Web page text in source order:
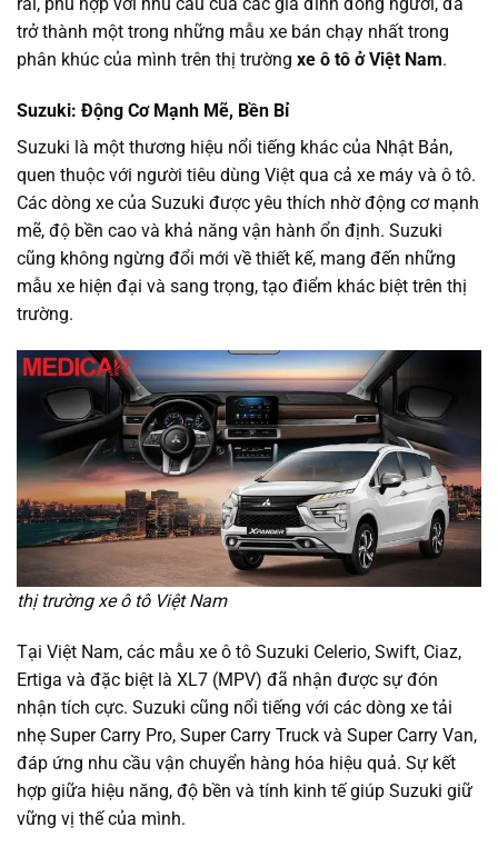
trở thành một trong những mẫu xe bán chạy nhất trong
phân khúc của mình trên thị trường xe ô tô ở Việt Nam.
Suzuki: Động Cơ Mạnh Mẽ, Bền Bỉ
Suzuki là một thương hiệu nổi tiếng khác của Nhật Bản,
quen thuộc với người tiêu dùng Việt qua cả xe máy và ô tô.
Các dòng xe của Suzuki được yêu thích nhờ động cơ mạnh
mẽ, độ bền cao và khả năng vận hành ổn định. Suzuki
cũng không ngừng đổi mới về thiết kế, mang đến những
mẫu xe hiện đại và sang trọng, tạo điểm khác biệt trên thị
trường.
thị trường xe ô tô Việt Nam
Tại Việt Nam, các mẫu xe ô tô Suzuki Celerio, Swift, Ciaz,
Ertiga và đặc biệt là XL7 (MPV) đã nhận được sự đón
nhận tích cực. Suzuki cũng nổi tiếng với các dòng xe tải
nhẹ Super Carry Pro, Super Carry Truck và Super Carry Van,
đáp ứng nhu cầu vận chuyển hàng hóa hiệu quả. Sự kết
hợp giữa hiệu năng, độ bền và tính kinh tế giúp Suzuki giữ
vững vị thế của mình.